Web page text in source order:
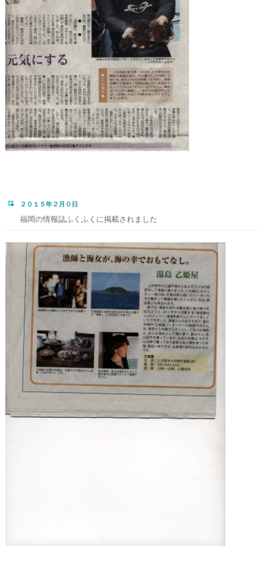
２０１５年２月０日
福岡の情報誌ふくふくに掲載されました